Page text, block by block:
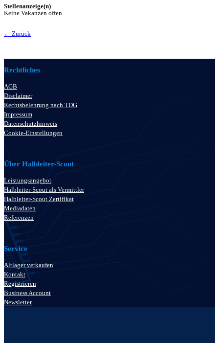
Stellenanzeige(n)
Keine Vakanzen offen
← Zurück
Rechtliches
AGB
Disclaimer
Rechtsbelehrung nach TDG
Impressum
Datenschutzhinweis
Cookie-Einstellungen
Über Halbleiter-Scout
Leistungsangebot
Halbleiter-Scout als Vermittler
Halbleiter-Scout Zertifikat
Mediadaten
Referenzen
Service
Altlager verkaufen
Kontakt
Registrieren
Business Account
Newsletter